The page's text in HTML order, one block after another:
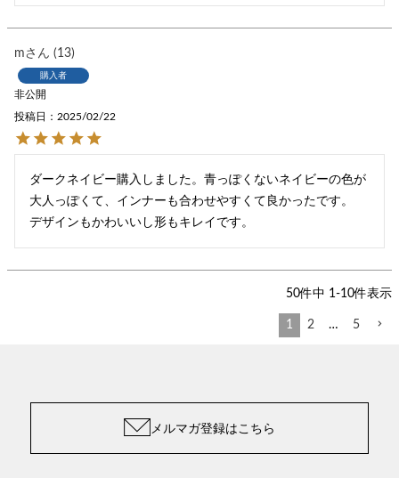
m 13
購入者
非公開
投稿日 2025/02/22
ダークネイビー購入しました。青っぽくないネイビーの色が
大人っぽくて、インナーも合わせやすくて良かったです。
デザインもかわいいし形もキレイです。
50件中 1 -10件表示
1 2 … 5
メルマガ登録はこちら